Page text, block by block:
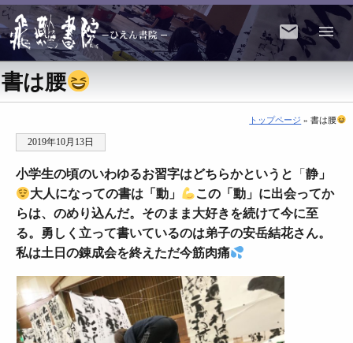
書は腰
トップページ » 書は腰
2019年10月13日
小学生の頃のいわゆるお習字はどちらかというと 「 静」
大人になっての書は「動」
この「動」に出会ってか
らは、のめり込んだ。そのまま大好きを続けて今に至
る。勇しく立って書いているのは弟子の安岳結花さん。
私は土日の錬成会を終えただ今筋肉痛